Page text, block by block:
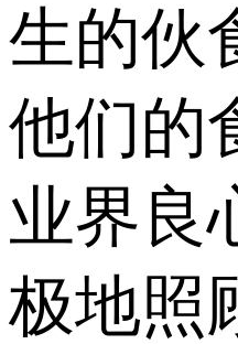
生的伙
他们的
业界良
极地照